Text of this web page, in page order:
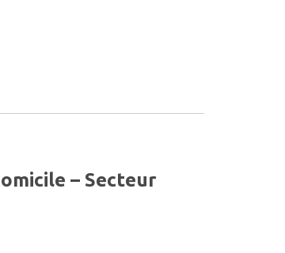
– Secteur